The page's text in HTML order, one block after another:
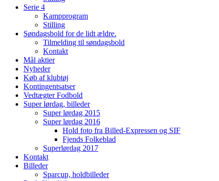
Serie 4
Kampprogram
Stilling
Søndagsbold for de lidt ældre.
Tilmelding til søndagsbold
Kontakt
Mål aktier
Nyheder
Køb af klubtøj
Kontingentsatser
Vedtægter Fodbold
Super lørdag, billeder
Super lørdag 2015
Super lørdag 2016
Hold foto fra Billed-Expressen og SIF
Fjends Folkeblad
Superlørdag 2017
Kontakt
Billeder
Sparcup, holdbilleder